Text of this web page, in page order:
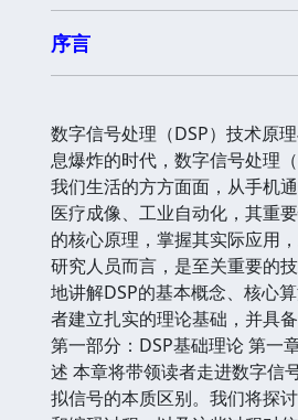
序言
数字信号处理（DSP）技术原
息爆炸的时代，数字信号处理
我们生活的方方面面，从手机
医疗成像、工业自动化，其重
的核心原理，掌握其实际应用
研究人员而言，是至关重要的
地讲解DSP的基本概念、核心
者建立扎实的理论基础，并具
第一部分：DSP基础理论 第一
述 本章将带领读者走进数字信
拟信号的本质区别。我们将探